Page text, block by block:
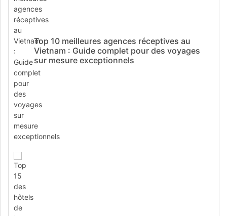
Top 10 meilleures agences réceptives au
Vietnam : Guide complet pour des voyages
sur mesure exceptionnels